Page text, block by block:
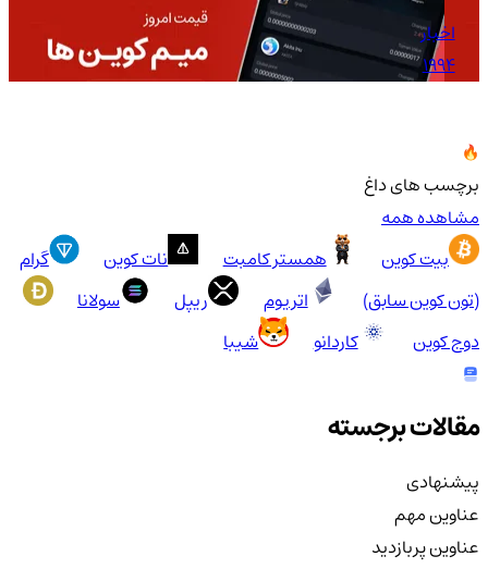
اخبار
1994
برچسب های داغ
مشاهده همه
بیت کوین
همستر کامبت نات کوین
گرام
(تون کوین سابق)
اتریوم ریپل
سولانا
دوج کوین
کاردانو شیبا
مقالات برجسته
پیشنهادی
عناوین مهم
عناوین پربازدید